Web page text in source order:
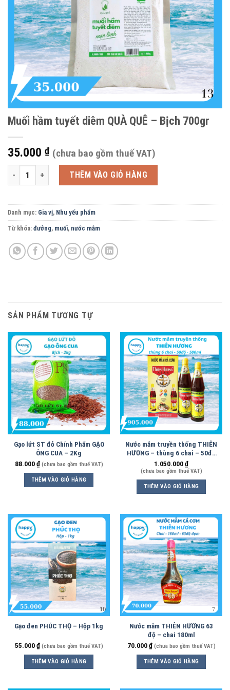
Muối hầm tuyết diêm QUÀ QUÊ – Bịch 700gr
35.000 ₫ (chưa bao gồm thuế VAT)
Muối hầm tuyết diêm QUÀ QUÊ - Bịch 700gr số lượng
THÊM VÀO GIỎ HÀNG
Danh mục: Gia vị, Nhu yếu phẩm
Từ khóa: đưởng, muối, nước mắm
SẢN PHẨM TƯƠNG TỰ
Gạo lứt ST đỏ Chính Phẩm GẠO
ÔNG CUA – 2Kg
88.000₫ (chưa bao gồm thuế VAT)
THÊM VÀO GIỎ HÀNG
Nước mắm truyền thống THIÊN
HƯƠNG – thùng 6 chai – 50độ
– 500ml
1.050.000₫
(chưa bao gồm thuế VAT)
THÊM VÀO GIỎ HÀNG
Gạo đen PHÚC THỌ – Hộp 1kg
55.000₫ (chưa bao gồm thuế VAT)
THÊM VÀO GIỎ HÀNG
Nước mắm THIÊN HƯƠNG 63
độ – chai 180ml
70.000₫ (chưa bao gồm thuế VAT)
THÊM VÀO GIỎ HÀNG